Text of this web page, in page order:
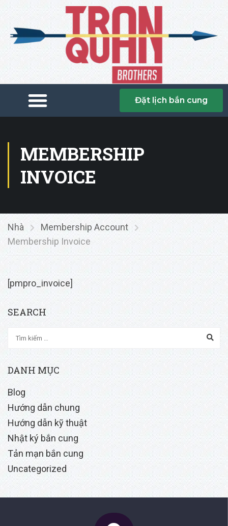
Đặt lịch bắn cung
MEMBERSHIP
INVOICE
Nhà
Membership Account
Membership Invoice
[pmpro_invoice]
SEARCH
DANH MỤC
Blog
Hướng dẫn chung
Hướng dẫn kỹ thuật
Nhật ký bắn cung
Tản mạn bắn cung
Uncategorized